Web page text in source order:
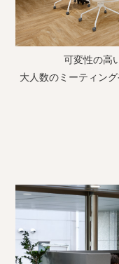
可変性の高
大人数のミーティン